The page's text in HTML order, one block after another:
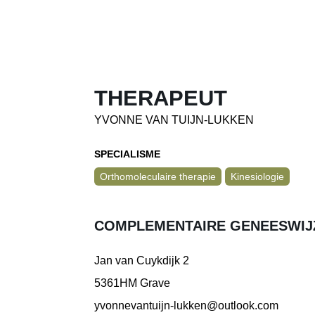
THERAPEUT
YVONNE VAN TUIJN-LUKKEN
SPECIALISME
Orthomoleculaire therapie
Kinesiologie
COMPLEMENTAIRE
Jan van Cuykdijk 2
5361HM Grave
yvonnevantuijn-lukken@outlook.com